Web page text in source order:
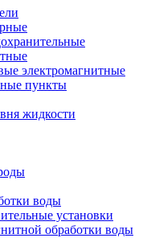
электромагнитные
пункты
жидкости
воды
установки
обработки воды